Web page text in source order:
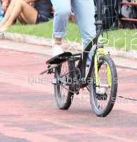
Queremos saber sua
sabe sua foto, ou sua
Comunidade,